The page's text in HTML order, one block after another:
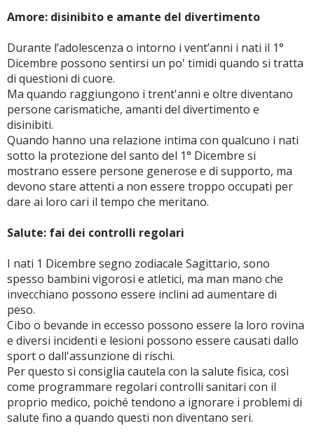
Amore: disinibito e amante del divertimento
Durante l’adolescenza o intorno i vent’anni i nati il 1°
Dicembre possono sentirsi un po' timidi quando si tratta
di questioni di cuore.
Ma quando raggiungono i trent'anni e oltre diventano
persone carismatiche, amanti del divertimento e
disinibiti.
Quando hanno una relazione intima con qualcuno i nati
sotto la protezione del santo del 1° Dicembre si
mostrano essere persone generose e di supporto, ma
devono stare attenti a non essere troppo occupati per
dare ai loro cari il tempo che meritano.
Salute: fai dei controlli regolari
I nati 1 Dicembre segno zodiacale Sagittario, sono
spesso bambini vigorosi e atletici, ma man mano che
invecchiano possono essere inclini ad aumentare di
peso.
Cibo o bevande in eccesso possono essere la loro rovina
e diversi incidenti e lesioni possono essere causati dallo
sport o dall'assunzione di rischi.
Per questo si consiglia cautela con la salute fisica, così
come programmare regolari controlli sanitari con il
proprio medico, poiché tendono a ignorare i problemi di
salute fino a quando questi non diventano seri.